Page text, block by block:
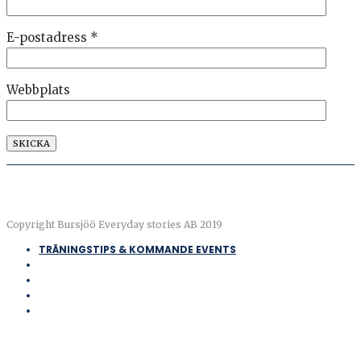
E-postadress *
Webbplats
Copyright Bursjöö Everyday stories AB 2019
TRÄNINGSTIPS & KOMMANDE EVENTS